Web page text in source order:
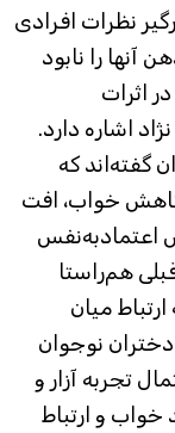
نظرات افرادی
آنها را نابود
اثرات
اشاره دارد.
گفته‌اند که
خواب، افت
اعتمادبه‌نفس
هم‌راستا
که ارتباط میان
نوجوان
تجربه آزار و
خواب و ارتباط